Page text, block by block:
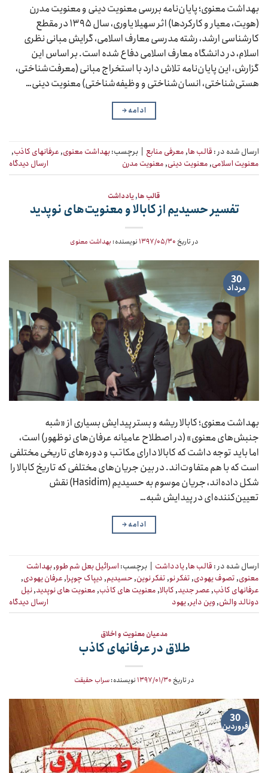
بهداشت معنوی؛ پایان‌نامه بررسی معنویت دینی و معنویت مدرن
(هویت، معیار و کارکردها) اثر سهیلا یاوری، سال ۱۳۹۵ در مقطع
کارشناسی ارشد، رشته مدرسی معارف اسلامی، گرایش مبانی نظری
اسلام، در دانشگاه معارف اسلامی دفاع شده است. بر اساس این
گزارش، این پایان‌نامه تلاش دارد با استخراج مبانی (معرفت‌شناختی،
هستی‌شناختی، انسان‌شناختی و وظیفه‌شناختی) معنویت دینی…
ادامه→
ارسال شده در : قالب ها, معرفی منابع | برچسب:بهداشت معنوی, عرفانهای کاذب,
معنویت اسلامی, معنویت دینی, معنویت مدرن ارسال دیدگاه
قالب ها,یادداشت
تفسیر حسیدیم از کابالا و معنویت‌های نوپدید
در تاریخ ۱۳۹۷/۰۵/۳۰ نویسنده: بهداشت معنوی
30
مرداد
بهداشت معنوی؛ کابالا ریشه و بستر پیدایش بسیاری از «شبه
جنبش‌های معنوی» (در اصطلاح عامیانه عرفان‌های نوظهور) است،
اما باید توجه داشت که کابالا دارای مکاتب و دوره‌های تاریخی مختلفی
است که با هم متفاوت‌اند. در بین جریان‌های مختلفی که تاریخ کابالا را
شکل داده‌اند، جریان موسوم به حسیدیم (Hasidim) نقش
تعیین‌کننده‌ای در پیدایش شبه…
ادامه→
ارسال شده در : قالب ها,یادداشت | برچسب: اسرائیل بعل شم طوو,بهداشت
معنوی, تصوف یهودی, تفکر نو, تفکر نوین, حسیدیم, دیپاک چوپرا, عرفان یهودی,
عرفانهای کاذب, عصر جدید, کابالا, معنویت های کاذب, معنویت های نوپدید,نیل
دونالد والش, وین دایر,یهود ارسال دیدگاه
مدعیان معنویت و اخلاق
طلاق در عرفانهای کاذب
در تاریخ ۱۳۹۷/۰۱/۳۰ نویسنده:سراب حقیقت
30
فروردین